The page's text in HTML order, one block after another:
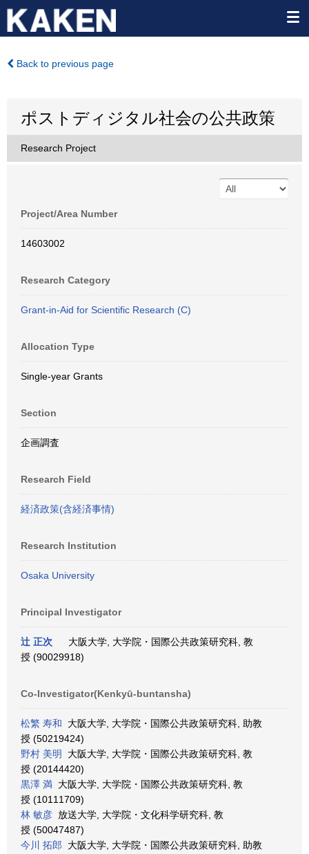
Back to previous page
ポストディジタル社会の公共政策
Research Project
Project/Area Number
14603002
Research Category
Grant-in-Aid for Scientific Research (C)
Allocation Type
Single-year Grants
Section
企画調査
Research Field
経済政策(含経済事情)
Research Institution
Osaka University
Principal Investigator
辻 正次
大阪大学, 大学院・国際公共政策研究科, 教
授 (90029918)
Co-Investigator(Kenkyū-buntansha)
松繁 寿和 大阪大学, 大学院・国際公共政策研究科, 助教
授 (50219424)
野村 美明
大阪大学, 大学院・国際公共政策研究科, 教
授 (20144420)
黒澤 満 大阪大学, 大学院・国際公共政策研究科, 教
授 (10111709)
林 敏彦 放送大学, 大学院・文化科学研究科, 教
授 (50047487)
今川 拓郎 大阪大学, 大学院・国際公共政策研究科, 助教